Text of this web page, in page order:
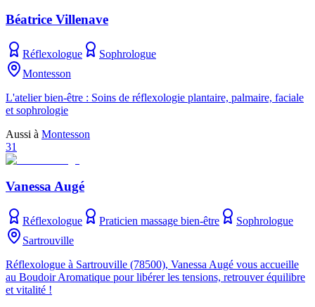
Béatrice Villenave
Réflexologue
Sophrologue
Montesson
L'atelier bien-être : Soins de réflexologie plantaire, palmaire, faciale
et sophrologie
Aussi à Montesson
31
Vanessa Augé
Réflexologue Praticien massage bien-être
Sophrologue
Sartrouville
Réflexologue à Sartrouville (78500), Vanessa Augé vous accueille
au Boudoir Aromatique pour libérer les tensions, retrouver équilibre
et vitalité !